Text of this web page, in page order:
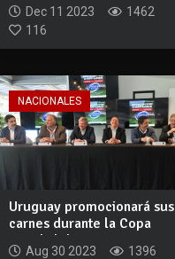
Dec 11 2023
1462
116
NACIONALES
Uruguay promocionará sus
carnes durante la Copa
Mundial de R...
Aug 30 2023
1396